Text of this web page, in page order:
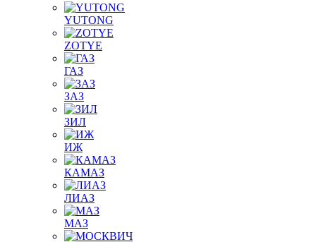
YUTONG
ZOTYE
ГАЗ
ЗАЗ
ЗИЛ
ИЖ
КАМАЗ
ЛИАЗ
МАЗ